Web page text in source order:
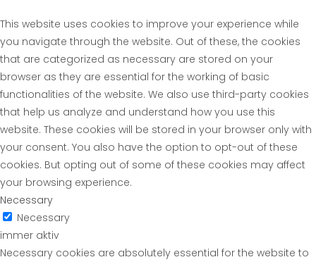
This website uses cookies to improve your experience while
you navigate through the website. Out of these, the cookies
that are categorized as necessary are stored on your
browser as they are essential for the working of basic
functionalities of the website. We also use third-party cookies
that help us analyze and understand how you use this
website. These cookies will be stored in your browser only with
your consent. You also have the option to opt-out of these
cookies. But opting out of some of these cookies may affect
your browsing experience.
Necessary
Necessary
immer aktiv
Necessary cookies are absolutely essential for the website to